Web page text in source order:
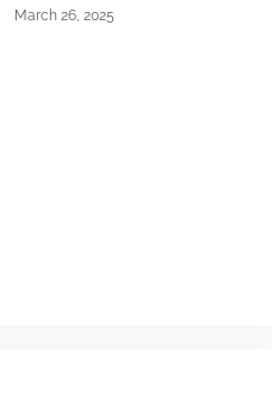
March 26, 2025